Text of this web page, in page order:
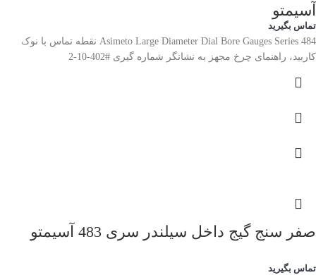
آسیمتو
تماس بگیرید
Asimeto Large Diameter Dial Bore Gauges Series 484 نقطه تماس با نوک
کاربید، راهنمای چرخ مجهز به نشانگر شماره گیری #402-10-2
صفر سنج گیج داخل سیلندر سری 483 آسیمتو
تماس بگیرید